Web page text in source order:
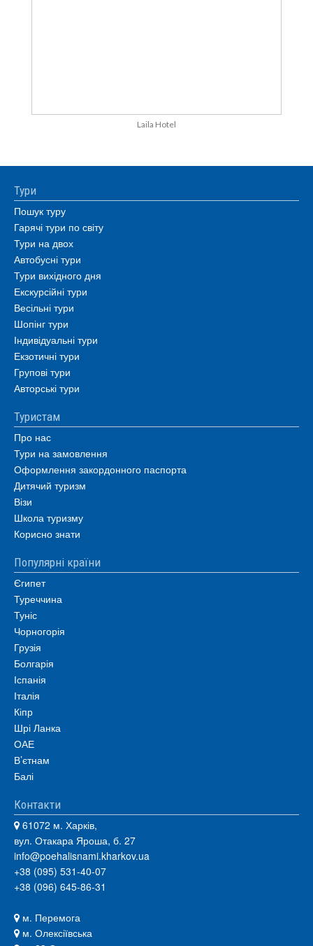
Laila Hotel
Тури
Пошук туру
Гарячі тури по світу
Тури на двох
Автобусні тури
Тури вихідного дня
Екскурсійні тури
Весільні тури
Шопінг тури
Індивідуальні тури
Екзотичні тури
Групові тури
Авторські тури
Туристам
Про нас
Тури на замовлення
Оформлення закордонного паспорта
Дитячий туризм
Візи
Школа туризму
Корисно знати
Популярні країни
Єгипет
Туреччина
Туніс
Чорногорія
Грузія
Болгарія
Іспанія
Італія
Кіпр
Шрі Ланка
ОАЕ
В’єтнам
Балі
Контакти
61072 м. Харків,
вул. Отакара Яроша, б. 27
info@poehalisnami.kharkov.ua
+38 (095) 531-40-07
+38 (096) 645-86-31
м. Перемога
м. Олексіївська